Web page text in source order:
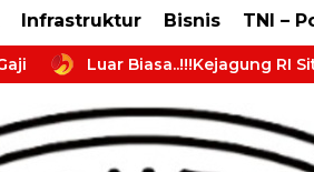
Infrastruktur Bisnis TNI –
Luar Biasa..!!!Kejagung RI Sita